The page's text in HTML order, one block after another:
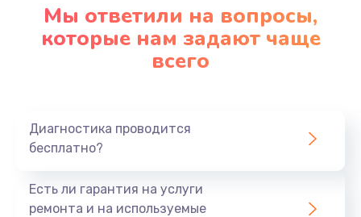
1210 руб.
Заказать
Заказать
1190 руб.
Мы ответили на вопросы,
которые нам задают чаще
всего
Диагностика проводится
бесплатно?
Есть ли гарантия на услуги
ремонта и на используемые